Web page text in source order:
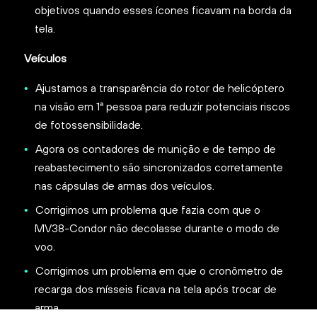
objetivos quando esses ícones ficavam na borda da
tela.
Veículos
Ajustamos a transparência do rotor de helicóptero
na visão em 1ª pessoa para reduzir potenciais riscos
de fotossensibilidade.
Agora os contadores de munição e de tempo de
reabastecimento são sincronizados corretamente
nas cápsulas de armas dos veículos.
Corrigimos um problema que fazia com que o
MV38-Condor não decolasse durante o modo de
voo.
Corrigimos um problema em que o cronômetro de
recarga dos mísseis ficava na tela após trocar de
arma.